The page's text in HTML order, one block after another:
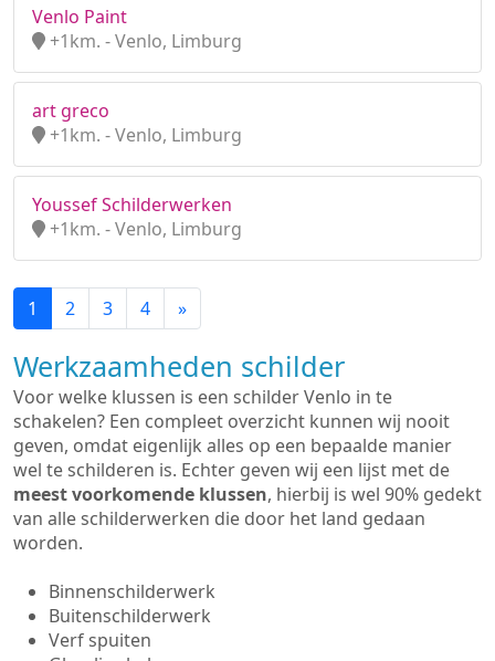
Venlo Paint
+1km. - Venlo, Limburg
art greco
+1km. - Venlo, Limburg
Youssef Schilderwerken
+1km. - Venlo, Limburg
1 2 3 4 »
Werkzaamheden schilder
Voor welke klussen is een schilder Venlo in te
schakelen? Een compleet overzicht kunnen wij nooit
geven, omdat eigenlijk alles op een bepaalde manier
wel te schilderen is. Echter geven wij een lijst met de
meest voorkomende klussen, hierbij is wel 90% gedekt
van alle schilderwerken die door het land gedaan
worden.
Binnenschilderwerk
Buitenschilderwerk
Verf spuiten